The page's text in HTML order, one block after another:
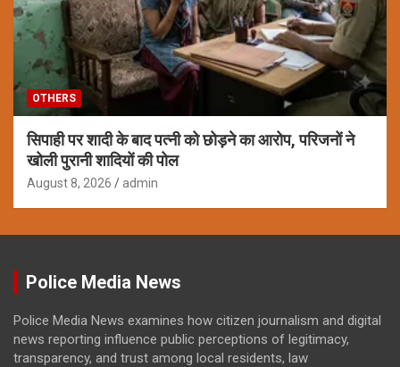
OTHERS
सिपाही पर शादी के बाद पत्नी को छोड़ने का आरोप, परिजनों ने
खोली पुरानी शादियों की पोल
August 8, 2026 admin
Police Media News
Police Media News examines how citizen journalism and digital
news reporting influence public perceptions of legitimacy,
transparency, and trust among local residents, law